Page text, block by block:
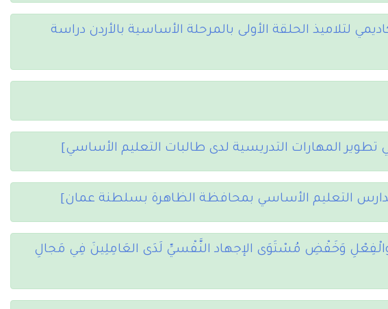
لتلاميذ الحلقة الأولى بالمرحلة الأساسية بالأردن دراسة
المهارات التدريسية لدى طالبات التعليم الأساسي]
التعليم الأساسي بمحافظة الظاهرة بسلطنة عمان]
والْفِعْلِ وَخَفْضِ مُسْتَوَى الإجهاد النَّفْسيِّ لَدَى العَامِلِينَ فِي مَجالِ